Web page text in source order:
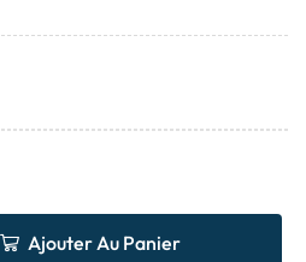
Ajouter Au Panier